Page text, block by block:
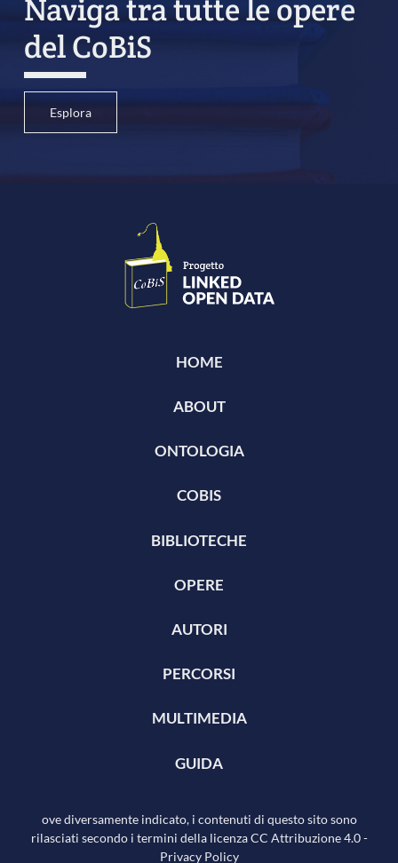
Naviga tra tutte le opere
del CoBiS
Esplora
HOME
ABOUT
ONTOLOGIA
COBIS
BIBLIOTECHE
OPERE
AUTORI
PERCORSI
MULTIMEDIA
GUIDA
ove diversamente indicato, i contenuti di questo sito sono
rilasciati secondo i termini della licenza CC Attribuzione 4.0-
Privacy Policy